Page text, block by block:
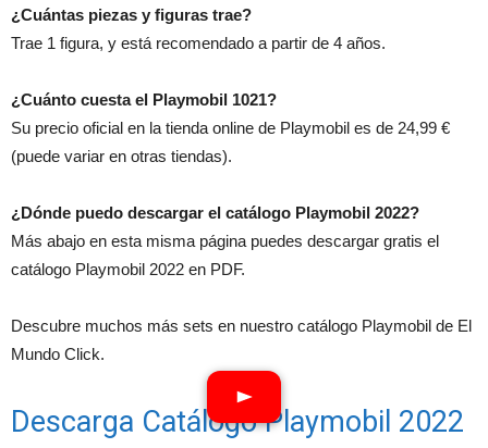
¿Cuántas piezas y figuras trae?
Trae 1 figura, y está recomendado a partir de 4 años.
¿Cuánto cuesta el Playmobil 1021?
Su precio oficial en la tienda online de Playmobil es de 24,99 €
(puede variar en otras tiendas).
¿Dónde puedo descargar el catálogo Playmobil 2022?
Más abajo en esta misma página puedes descargar gratis el
catálogo Playmobil 2022 en PDF.
Descubre muchos más sets en nuestro catálogo Playmobil de El
Mundo Click.
Descarga Catálogo Playmobil 2022